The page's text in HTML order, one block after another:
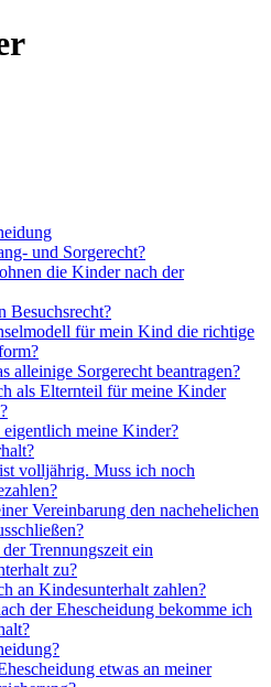
und Sorgerecht?
die Kinder nach der
Besuchsrecht?
für mein Kind die richtige
alleinige Sorgerecht beantragen?
als Elternteil für meine Kinder
meine Kinder?
volljährig. Muss ich noch
Vereinbarung den nachehelichen
Trennungszeit ein
zu?
an Kindesunterhalt zahlen?
der Ehescheidung bekomme ich
etwas an meiner